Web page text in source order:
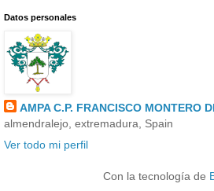
Datos personales
AMPA C.P. FRANCISCO MONTERO
almendralejo, extremadura, Spain
Ver todo mi perfil
Con la tecnología de